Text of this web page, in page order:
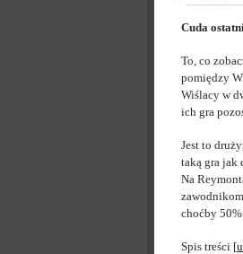
Cuda
To, co
pomiędzy
Wiślacy w
ich gra
Jest to
taką gra jak
Na
choćby
Spis treści [